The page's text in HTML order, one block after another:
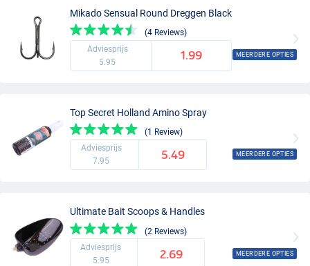
MEERDERE OPTIES
MEERDERE OPTIES
Mikado Sensual Round Dreggen Black
(4 Reviews)
Adviesprijs
5.95
1.99
MEERDERE OPTIES
Top Secret Holland Amino Spray
(1 Review)
Adviesprijs
7.95
5.49
Ultimate Bait Scoops & Handles
(2 Reviews)
Adviesprijs
5.95
2.69